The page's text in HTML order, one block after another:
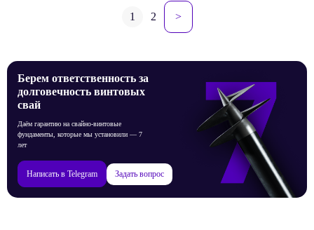
Навигация
1 2 >
Берем ответственность за
долговечность винтовых
свай
Даём гарантию на свайно-винтовые
фундаменты, которые мы установили — 7
лет
Написать в Telegram Задать вопрос